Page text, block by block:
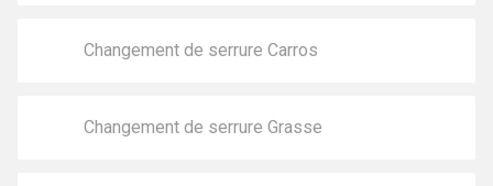
Changement de serrure Carros
Changement de serrure Grasse